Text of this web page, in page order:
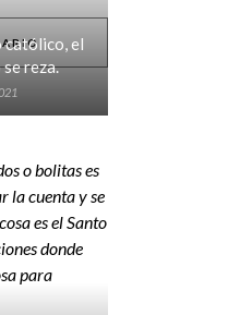
católico, el
reza.
o bolitas es
la cuenta y se
es el Santo
donde
para